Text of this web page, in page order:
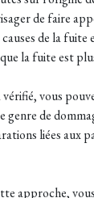
de faire
de la fuite
la fuite est
vérifié, vous
de
liées aux
approche,